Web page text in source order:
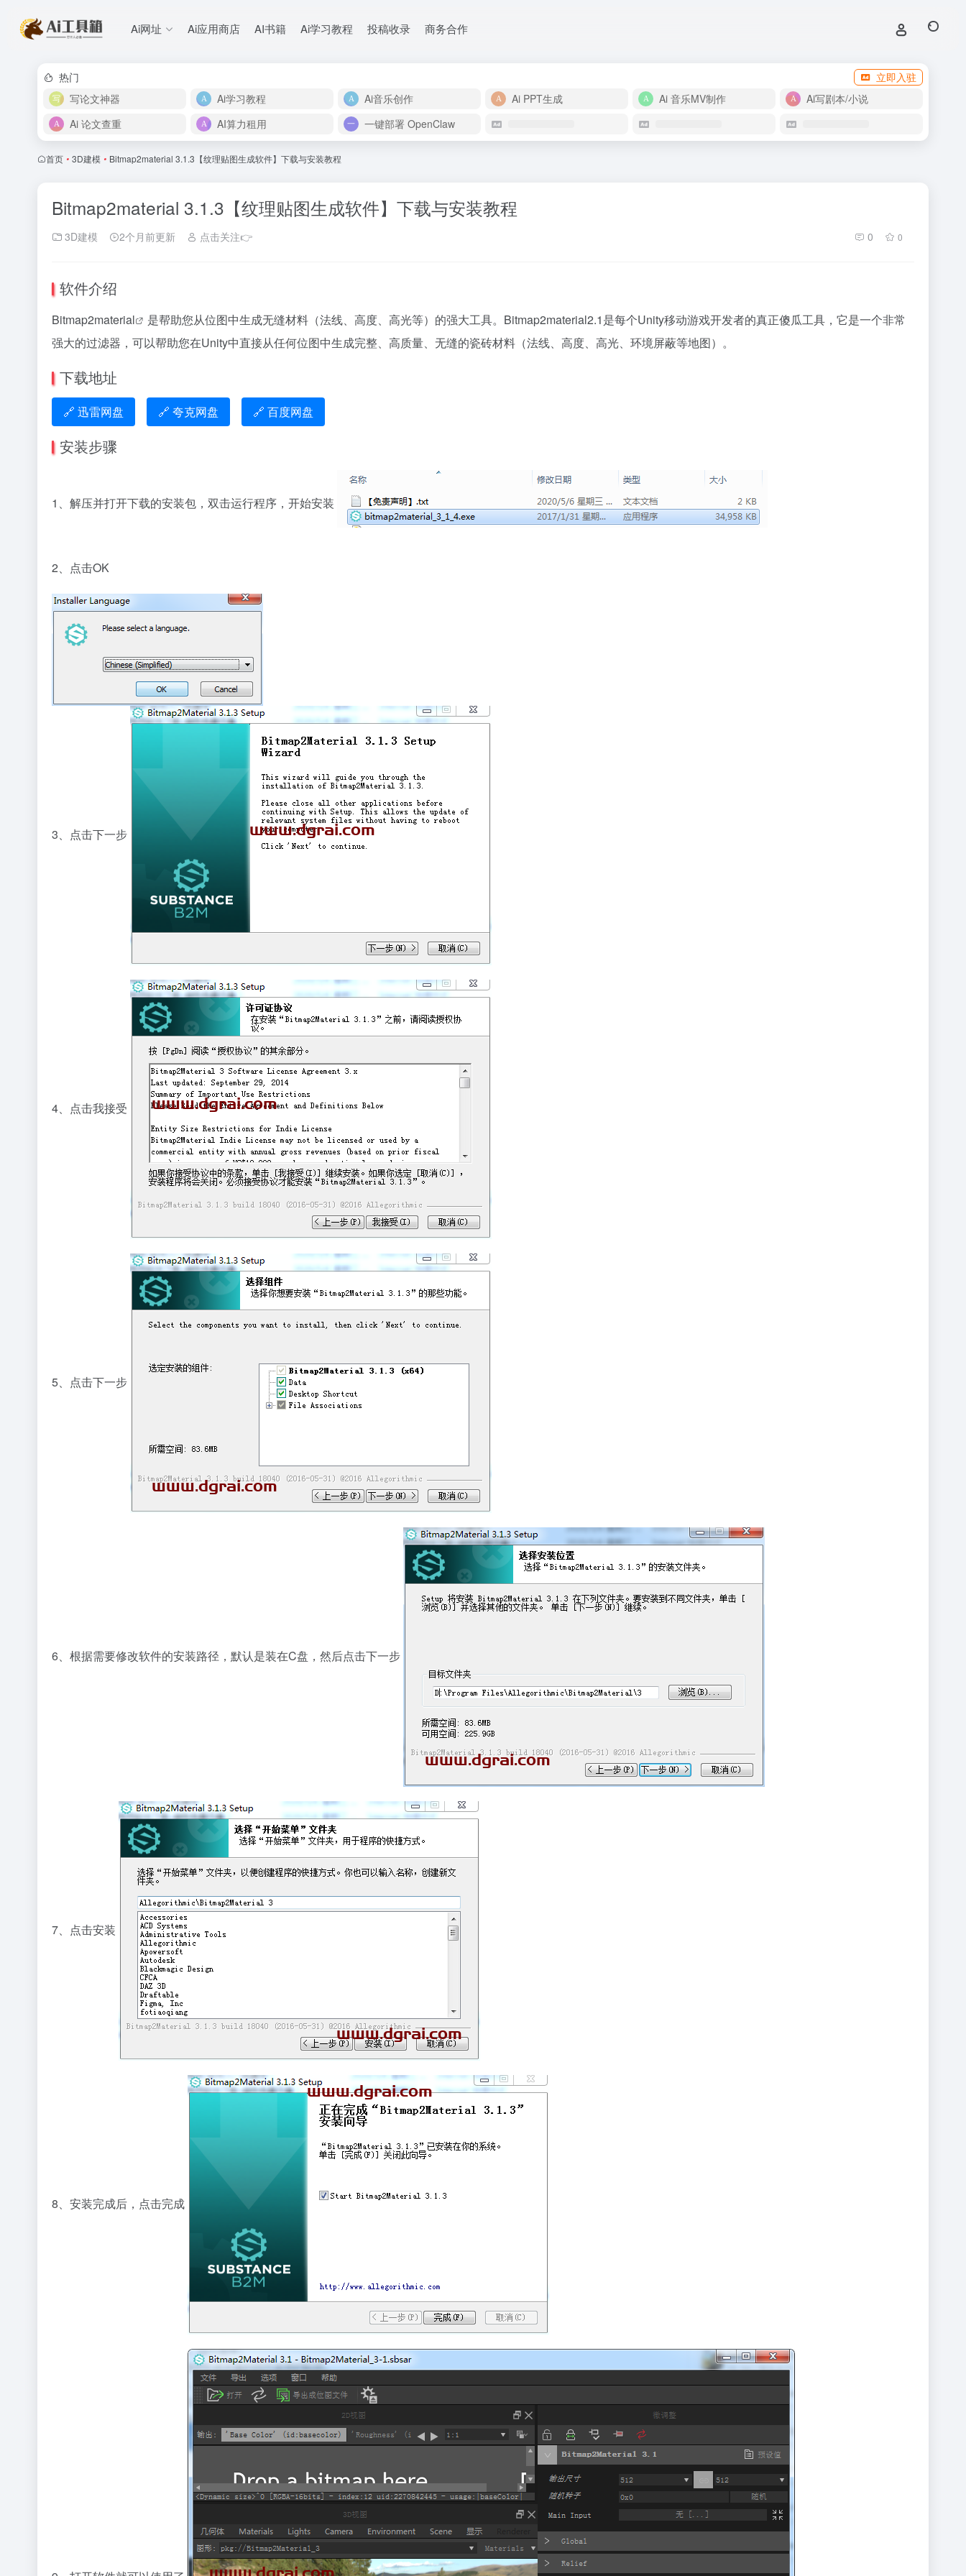
Ai网址 Ai应用商店 AI书籍 Ai学习教程 投稿收录 商务合作
热门
立即入驻
写论文神器
Ai学习教程 Ai音乐创作 Ai PPT生成 Ai 音乐MV制作
Ai写剧本/小说
Ai 论文查重
AI算力租用 一键部署 OpenClaw
首页 • 3D建模 • Bitmap2material 3.1.3【纹理贴图生成软件】下载与安装教程
Bitmap2material 3.1.3【纹理贴图生成软件】下载与安装教程
3D建模 2个月前更新 点击关注👉 0 0
软件介绍
Bitmap2material
是帮助您从位图中生成无缝材料（法线、高度、高光等）的强大工具。Bitmap2material2.1是每个Unity移动游戏开发者的真正傻瓜工具，它是一个非常
强大的过滤器，可以帮助您在Unity中直接从任何位图中生成完整、高质量、无缝的瓷砖材料（法线、高度、高光、环境屏蔽等地图）。
下载地址
🔗 迅雷网盘 🔗 夸克网盘 🔗 百度网盘
安装步骤
1、解压并打开下载的安装包，双击运行程序，开始安装
2、点击OK
3、点击下一步
4、点击我接受
5、点击下一步
6、根据需要修改软件的安装路径，默认是装在C盘，然后点击下一步
7、点击安装
8、安装完成后，点击完成